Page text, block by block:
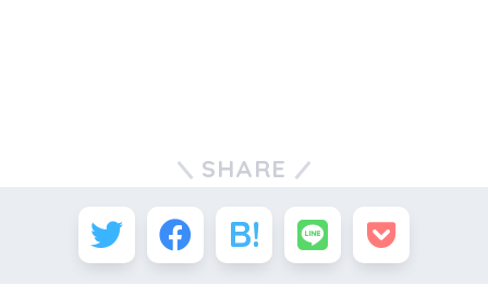
SHARE